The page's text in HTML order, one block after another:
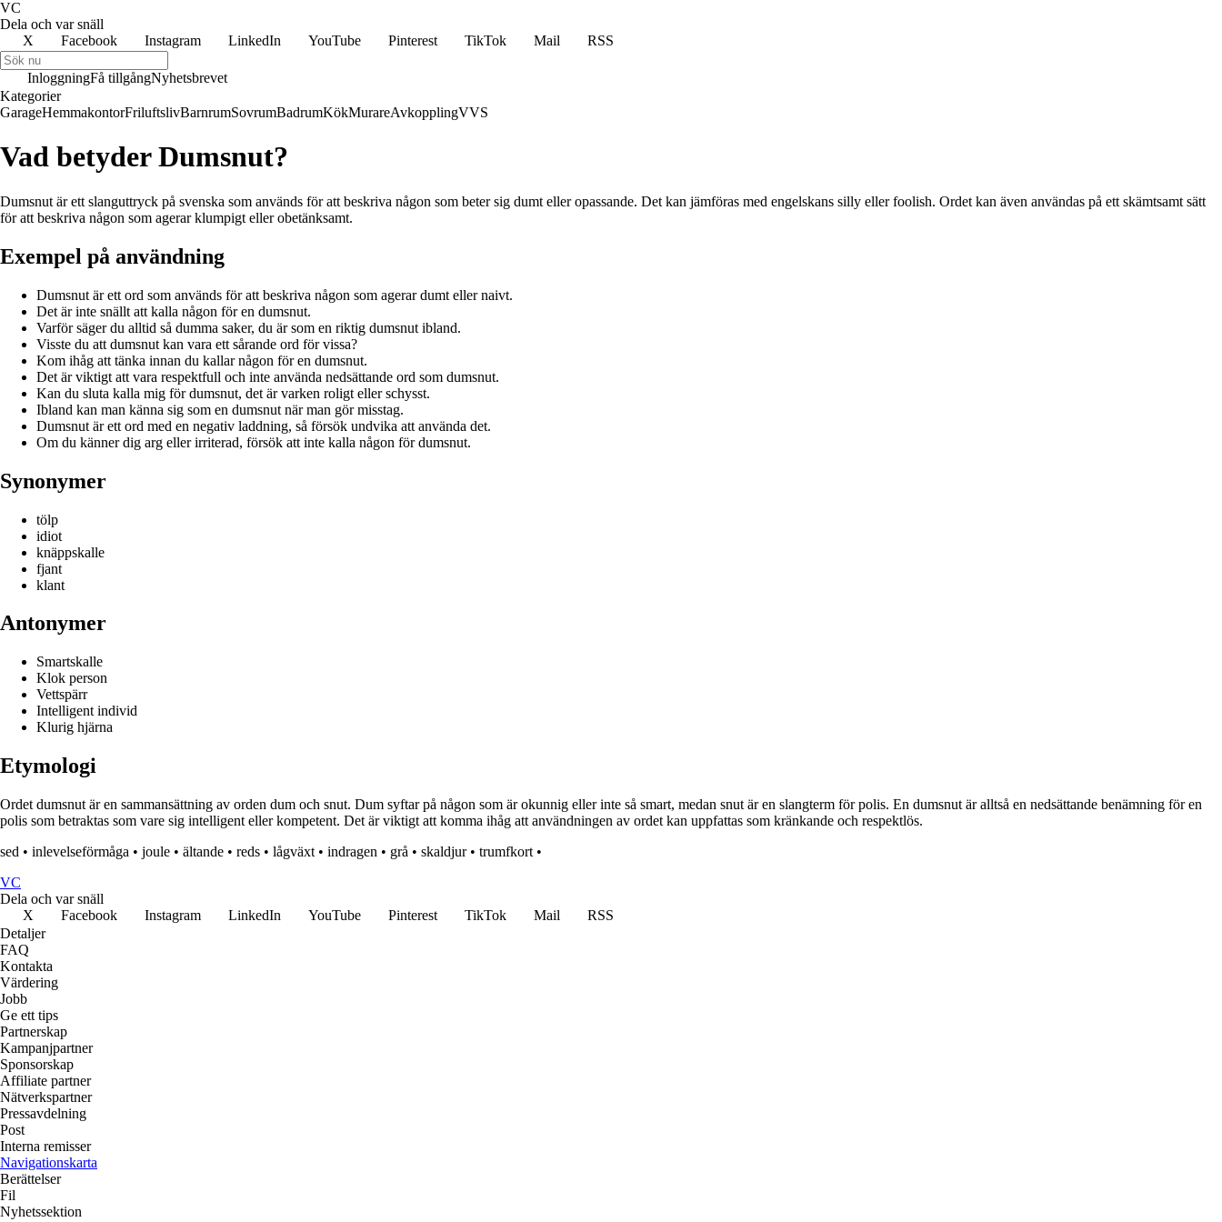
VC
Dela och var snäll
X
Facebook Instagram LinkedIn YouTube Pinterest TikTok Mail RSS
InloggningFå tillgångNyhetsbrevet
Kategorier
GarageHemmakontorFriluftslivBarnrumSovrumBadrumKökMurareAvkopplingVVS
Vad betyder Dumsnut?
Dumsnut är ett slanguttryck på svenska som används för att beskriva någon som beter sig dumt eller opassande. Det kan jämföras med engelskans silly eller foolish. Ordet kan även användas på ett skämtsamt sätt
för att beskriva någon som agerar klumpigt eller obetänksamt.
Exempel på användning
Dumsnut är ett ord som används för att beskriva någon som agerar dumt eller naivt.
Det är inte snällt att kalla någon för en dumsnut.
Varför säger du alltid så dumma saker, du är som en riktig dumsnut ibland.
Visste du att dumsnut kan vara ett sårande ord för vissa?
Kom ihåg att tänka innan du kallar någon för en dumsnut.
Det är viktigt att vara respektfull och inte använda nedsättande ord som dumsnut.
Kan du sluta kalla mig för dumsnut, det är varken roligt eller schysst.
Ibland kan man känna sig som en dumsnut när man gör misstag.
Dumsnut är ett ord med en negativ laddning, så försök undvika att använda det.
Om du känner dig arg eller irriterad, försök att inte kalla någon för dumsnut.
Synonymer
tölp
idiot
knäppskalle
fjant
klant
Antonymer
Smartskalle
Klok person
Vettspärr
Intelligent individ
Klurig hjärna
Etymologi
Ordet dumsnut är en sammansättning av orden dum och snut. Dum syftar på någon som är okunnig eller inte så smart, medan snut är en slangterm för polis. En dumsnut är alltså en nedsättande benämning för en
polis som betraktas som vare sig intelligent eller kompetent. Det är viktigt att komma ihåg att användningen av ordet kan uppfattas som kränkande och respektlös.
sed • inlevelseförmåga • joule • ältande • reds • lågväxt • indragen • grå • skaldjur• trumfkort •
VC
Dela och var snäll
X
Facebook Instagram LinkedIn YouTube Pinterest TikTok Mail
RSS
Detaljer
FAQ
Kontakta
Värdering
Jobb
Ge ett tips
Partnerskap
Kampanjpartner
Sponsorskap
Affiliate partner
Nätverkspartner
Pressavdelning
Post
Interna remisser
Navigationskarta
Berättelser
Fil
Nyhetssektion